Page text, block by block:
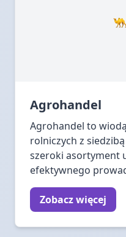
Agrohandel
Agrohandel to
rolniczych z
szeroki asortyment
efektywnego
Zobacz więcej